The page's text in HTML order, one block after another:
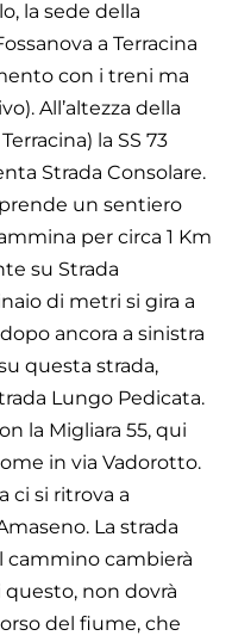
la sede della
a Terracina
con i treni ma
All’altezza della
la SS 73
Strada Consolare.
un sentiero
per circa 1 Km
su Strada
di metri si gira a
ancora a sinistra
questa strada,
Lungo Pedicata.
la Migliara 55, qui
in via Vadorotto.
ci si ritrova a
La strada
cammino cambierà
non dovrà
del fiume, che